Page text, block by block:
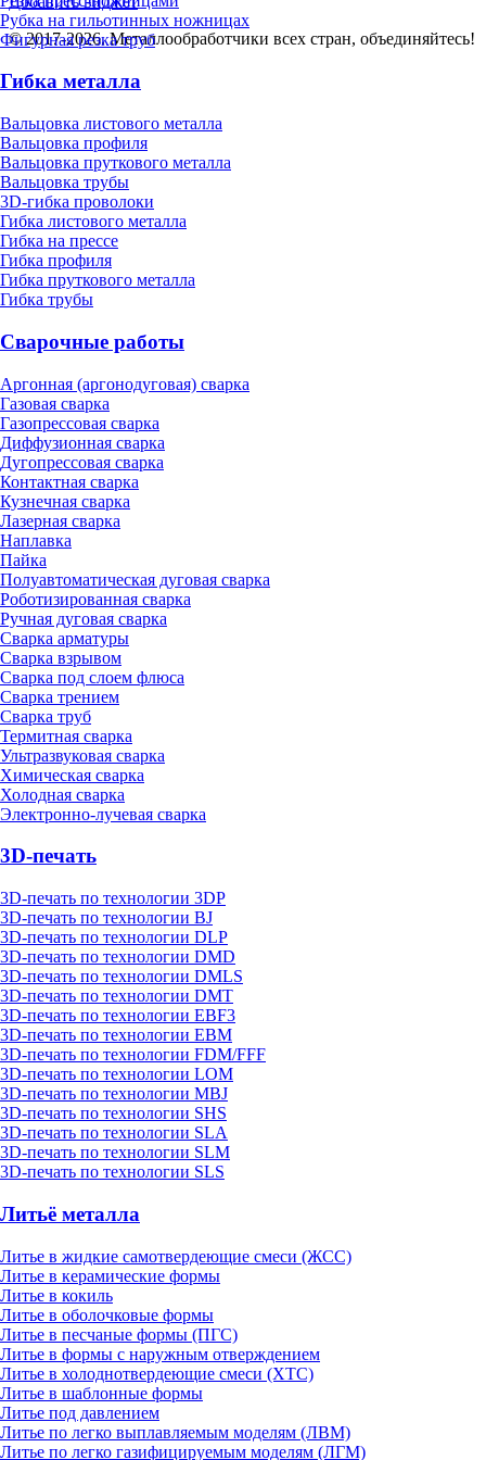
Рубка на гильотинных ножницах
Фигурная резка труб
Гибка металла
Вальцовка листового металла
Вальцовка профиля
Вальцовка пруткового металла
Вальцовка трубы
3D-гибка проволоки
Гибка листового металла
Гибка на прессе
Гибка профиля
Гибка пруткового металла
Гибка трубы
Сварочные работы
Аргонная (аргонодуговая) сварка
Газовая сварка
Газопрессовая сварка
Диффузионная сварка
Дугопрессовая сварка
Контактная сварка
Кузнечная сварка
Лазерная сварка
Наплавка
Пайка
Полуавтоматическая дуговая сварка
Роботизированная сварка
Ручная дуговая сварка
Сварка арматуры
Сварка взрывом
Сварка под слоем флюса
Сварка трением
Сварка труб
Термитная сварка
Ультразвуковая сварка
Химическая сварка
Холодная сварка
Электронно-лучевая сварка
3D-печать
3D-печать по технологии 3DP
3D-печать по технологии BJ
3D-печать по технологии DLP
3D-печать по технологии DMD
3D-печать по технологии DMLS
3D-печать по технологии DMT
3D-печать по технологии EBF3
3D-печать по технологии EBM
3D-печать по технологии FDM/FFF
3D-печать по технологии LOM
3D-печать по технологии MBJ
3D-печать по технологии SHS
3D-печать по технологии SLA
3D-печать по технологии SLM
3D-печать по технологии SLS
Литьё металла
Литье в жидкие самотвердеющие смеси (ЖСС)
Литье в керамические формы
Литье в кокиль
Литье в оболочковые формы
Литье в песчаные формы (ПГС)
Литье в формы с наружным отверждением
Литье в холоднотвердеющие смеси (ХТС)
Литье в шаблонные формы
Литье под давлением
Литье по легко выплавляемым моделям (ЛВМ)
Литье по легко газифицируемым моделям (ЛГМ)
© 2017-2026. Металлообработчики всех стран, объединяйтесь!